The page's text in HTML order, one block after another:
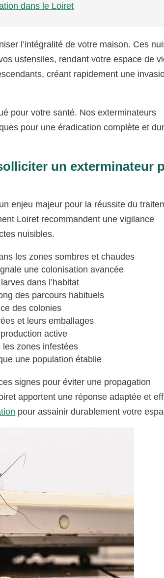
dans le Loiret
l’intégralité de votre maison. Ces
ustensiles, rendant votre espace de
créant rapidement une
pour votre santé. Nos exterminateurs
pour une éradication complète et
un exterminateur
enjeu majeur pour la réussite du
Loiret recommandent une vigilance
nuisibles.
les zones sombres et chaudes
une colonisation avancée
dans l’habitat
des parcours habituels
des colonies
et leurs emballages
active
zones infestées
une population établie
signes pour éviter une propagation
apportent une réponse adaptée et
pour assainir durablement votre